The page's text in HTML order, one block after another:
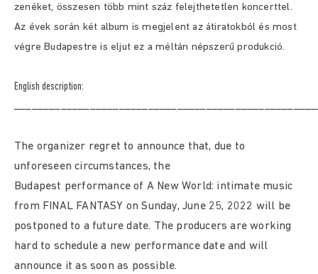
zenéket, összesen több mint száz felejthetetlen koncerttel.
Az évek során két album is megjelent az átiratokból és most
végre Budapestre is eljut ez a méltán népszerű produkció.
English description:
The organizer regret to announce that, due to
unforeseen circumstances, the
Budapest performance of A New World: intimate music
from FINAL FANTASY on Sunday, June 25, 2022 will be
postponed to a future date. The producers are working
hard to schedule a new performance date and will
announce it as soon as possible.